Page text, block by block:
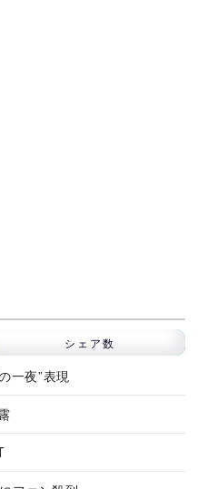
シェア数
一夜”表現